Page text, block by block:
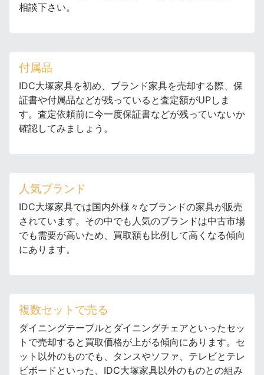
相談下さい。
付属品
IDC大塚家具を初め、ブランド家具を売却する際、保
証書や付属品などが残っていると査定額がUPしま
す。査定依頼前に今一度保証書などが残っていないか
確認してみましょう。
人気ブランド
IDC大塚家具では国内外様々なブランドの家具が販売
されています。その中でも人気のブランドは中古市場
でも需要が高いため、買取額も比例して高くなる傾向
にあります。
複数セットで売る
ダイニングテーブルとダイニングチェアといったセッ
トで売却すると買取価格が上がる傾向にあります。セ
ット以外のものでも、タンスやソファ、テレビとテレ
ビボードといった、IDC大塚家具以外のものとの組み